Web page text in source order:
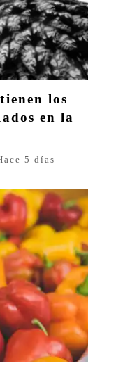
los
en la
5 días